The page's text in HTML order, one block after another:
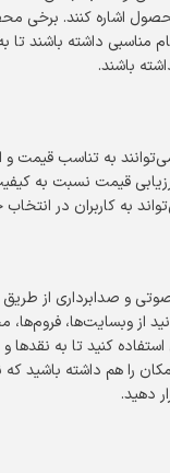
اشاره کنند. برخی
مناسبی داشته باشند تا
باشند.
به تناسب قیمت
ارزیابی قیمت نسبت به
به کاربران در
و صدابرداری از
از وبسایت‌ها، فروم‌ها،
کنید تا به نقدها
را هم داشته باشید که
دهید.